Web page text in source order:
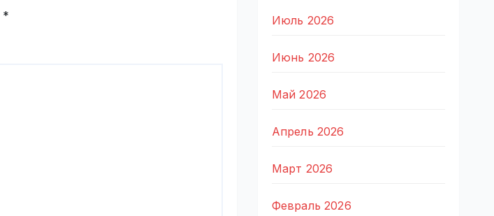
* Июль 2026
Июнь 2026
Май 2026
Апрель 2026
Март 2026
Февраль 2026